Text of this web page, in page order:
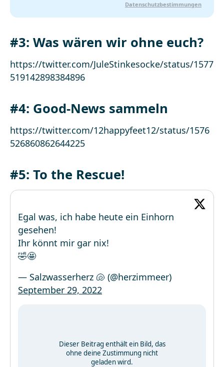
Datenschutzbestimmungen
#3: Was wären wir ohne euch?
https://twitter.com/JuleStinkesocke/status/1577
519142898384896
#4: Good-News sammeln
https://twitter.com/12happyfeet12/status/1576
526860862644225
#5: To the Rescue!
Egal was, ich habe heute ein Einhorn
gesehen!
Ihr könnt mir gar nix!
🤣🤩
— Salzwasserherz 🐚 (@herzimmeer)
September 29, 2022
Dieser Beitrag enthält ein Bild, das
ohne deine Zustimmung nicht
geladen wird.